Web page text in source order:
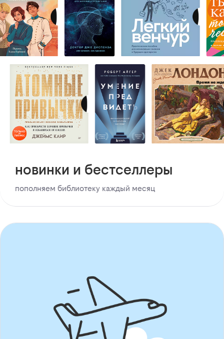
новинки и бестселлеры
пополняем библиотеку каждый месяц